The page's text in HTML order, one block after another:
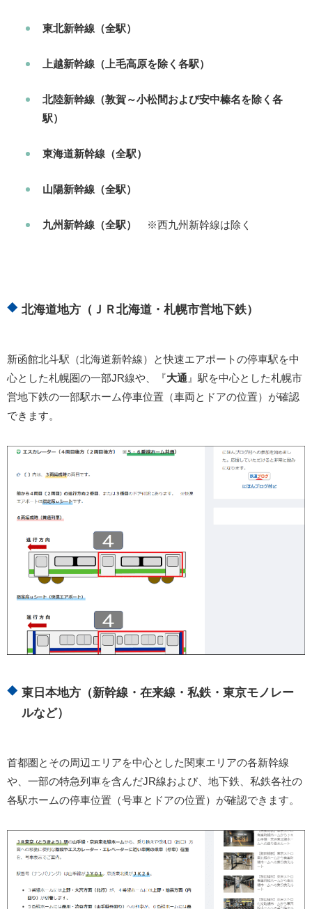
東北新幹線（全駅）
上越新幹線（上毛高原を除く各駅）
北陸新幹線（敦賀～小松間および安中榛名を除く各
駅）
東海道新幹線（全駅）
山陽新幹線（全駅）
九州新幹線（全駅） ※西九州新幹線は除く
北海道地方（ＪＲ北海道・札幌市営地下鉄）
新函館北斗駅（北海道新幹線）と快速エアポートの停車駅を中
心とした札幌圏の一部JR線や、『大通 』駅を中心とした札幌市
営地下鉄の一部駅ホーム停車位置（車両とドアの位置）が確認
できます。
東日本地方（新幹線・在来線・私鉄・東京モノレー
ルなど）
首都圏とその周辺エリアを中心とした関東エリアの各新幹線
や、一部の特急列車を含んだJR線および、地下鉄、私鉄各社の
各駅ホームの停車位置（号車とドアの位置）が確認できます。